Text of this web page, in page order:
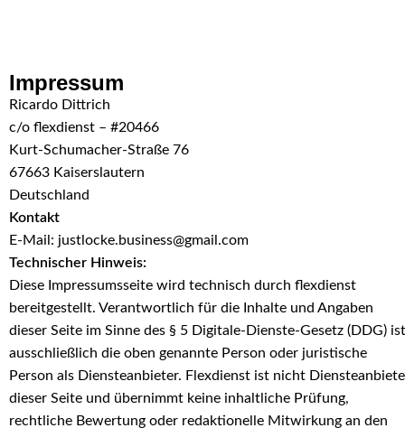
Impressum
Ricardo Dittrich
c/o flexdienst – #20466
Kurt-Schumacher-Straße 76
67663 Kaiserslautern
Deutschland
Kontakt
E-Mail: justlocke.business@gmail.com
Technischer Hinweis:
Diese Impressumsseite wird technisch durch flexdienst
bereitgestellt. Verantwortlich für die Inhalte und Angaben
dieser Seite im Sinne des § 5 Digitale-Dienste-Gesetz (DDG) ist
ausschließlich die oben genannte Person oder juristische
Person als Diensteanbieter. Flexdienst ist nicht
dieser Seite und übernimmt keine inhaltliche Prüfung,
rechtliche Bewertung oder redaktionelle Mitwirkung an den